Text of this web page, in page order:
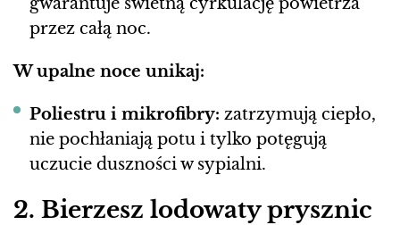
przez całą noc.
W upalne noce unikaj:
Poliestru i mikrofibry: zatrzymują ciepło,
nie pochłaniają potu i tylko potęgują
uczucie duszności w sypialni.
2. Bierzesz lodowaty prysznic